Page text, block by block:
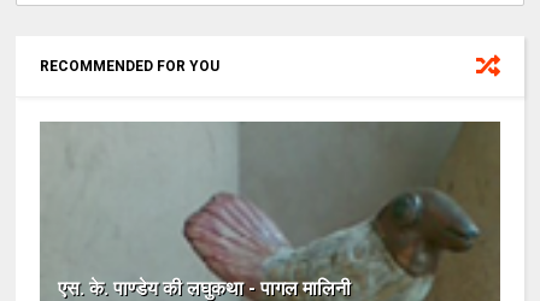
RECOMMENDED FOR YOU
एस. के. पाण्डेय की लघुकथा - पागल मालिनी